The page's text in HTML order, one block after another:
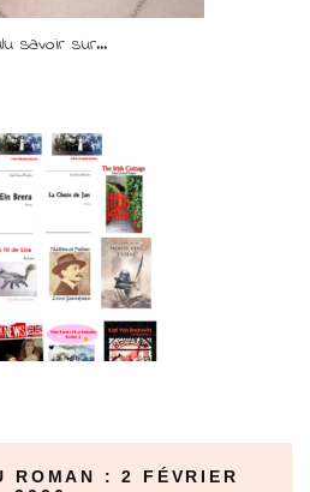
savoir sur...
ROMAN : 2 FÉVRIER